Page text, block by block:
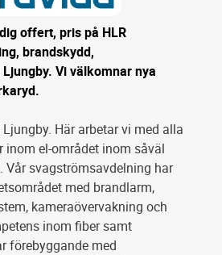
offert, pris på HLR
brandskydd,
Vi välkomnar nya
Här arbetar vi med alla
el-området inom såväl
Vår svagströmsavdelning har
med brandlarm,
kameraövervakning och
inom fiber samt
förebyggande med